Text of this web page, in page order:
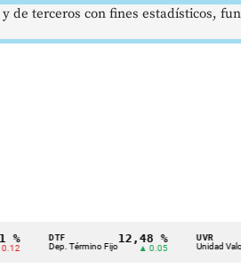
Dep. Término Fijo
12,48 %
▲ 0.05 Unidad Valor
de terceros con fines estadísticos,